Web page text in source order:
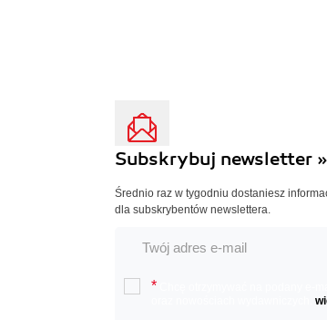
Subskrybuj newsletter »
Średnio raz w tygodniu dostaniesz
dla subskrybentów newslettera.
*